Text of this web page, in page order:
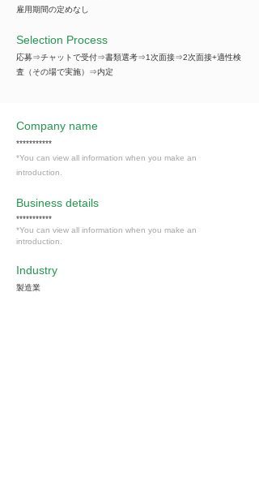
雇用期間の定めなし
Selection Process
応募⇒チャットで受付⇒書類選考⇒1次面接⇒2次面接+適性検
査（その場で実施）⇒内定
Company name
***********
*You can view all information when you make an
introduction.
​Business details
***********
*You can view all information when you make an
introduction.
Industry
製造業